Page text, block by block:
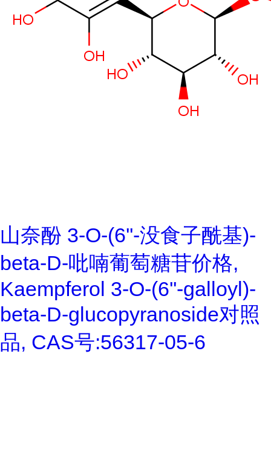
山奈酚 3-O-(6''-没食子酰基)-
beta-D-吡喃葡萄糖苷价格,
Kaempferol 3-O-(6''-galloyl)-
beta-D-glucopyranoside对照
品, CAS号:56317-05-6